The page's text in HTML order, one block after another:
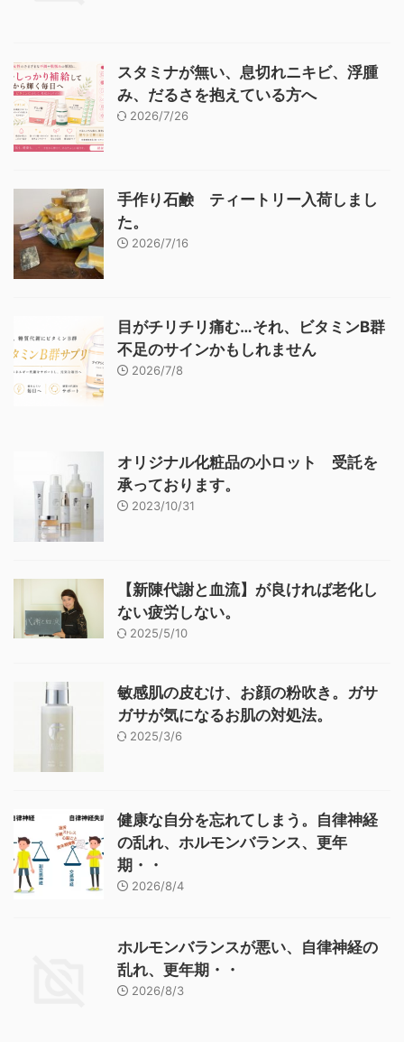
スタミナが無い、息切れニキビ、浮腫
み、だるさを抱えている方へ
2026/7/26
手作り石鹸 ティートリー入荷しまし
た。
2026/7/16
目がチリチリ痛む…それ、ビタミンB群
不足のサインかもしれません
2026/7/8
オリジナル化粧品の小ロット 受託を
承っております。
2023/10/31
【新陳代謝と血流】が良ければ老化し
ない疲労しない。
2025/5/10
敏感肌の皮むけ、お顔の粉吹き。ガサ
ガサが気になるお肌の対処法。
2025/3/6
健康な自分を忘れてしまう。自律神経
の乱れ、ホルモンバランス、更年
期・・
2026/8/4
ホルモンバランスが悪い、自律神経の
乱れ、更年期・・
2026/8/3